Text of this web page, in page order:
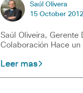
Saúl Olivera
15 October
Saúl Oliveira,
Colaboración Hace
Leer mas